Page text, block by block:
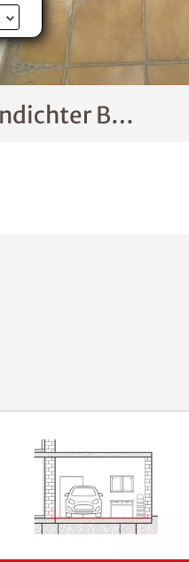
Undichter Balkon